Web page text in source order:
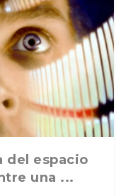
temporada
vamos ...
del espacio
una ...